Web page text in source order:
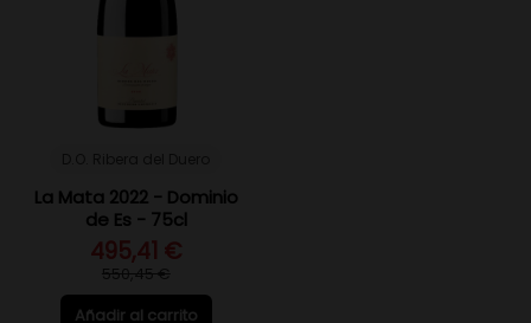
La Mata 2022 - Dominio
de Es - 75cl
495,41 €
550,45 €
Añadir al carrito